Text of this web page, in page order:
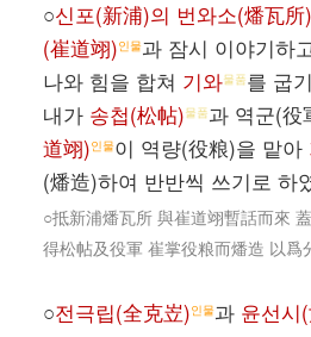
○신포(新浦)의 번와소(燔瓦所)
(崔道翊)인물과 잠시 이야기하
나와 힘을 합쳐 기와물품를 굽
내가 송첩(松帖)물품과 역군(役
道翊)인물이 역량(役粮)을 맡아
(燔造)하여 반반씩 쓰기로 하
○抵新浦燔瓦所 與崔道翊暫話而來
得松帖及役軍 崔掌役粮而燔造 以爲
○전극립(全克岦)인물과 윤선시